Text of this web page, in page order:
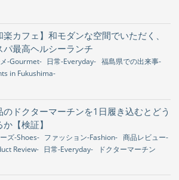
楽カフェ】和モダンな空間でいただく、
パ最高ヘルシーランチ
-Gourmet- 日常-Everyday-
福島県での出来事-
in Fukushima-
のドクターマーチンを1日履き込むとどう
か【検証】
ズ-Shoes- ファッション-Fashion-
商品レビュー-
Review-
日常-Everyday- ドクターマーチン